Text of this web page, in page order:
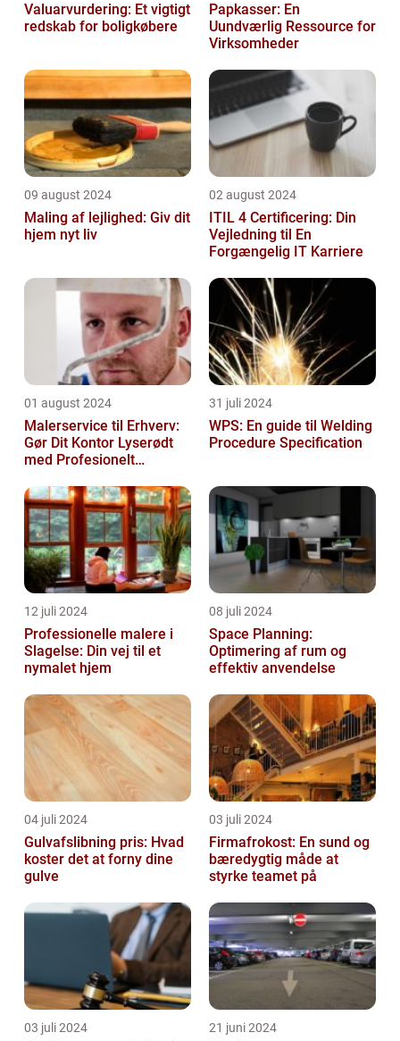
Valuarvurdering: Et vigtigt
redskab for boligkøbere
Papkasser: En
Uundværlig Ressource for
Virksomheder
09 august 2024
Maling af lejlighed: Giv dit
hjem nyt liv
02 august 2024
ITIL 4 Certificering: Din
Vejledning til En
Forgængelig IT Karriere
01 august 2024
Malerservice til Erhverv:
Gør Dit Kontor Lyserødt
med Profesionelt
31 juli 2024
WPS: En guide til Welding
Procedure Specification
12 juli 2024
Professionelle malere i
Slagelse: Din vej til et
nymalet hjem
08 juli 2024
Space Planning:
Optimering af rum og
effektiv anvendelse
04 juli 2024
Gulvafslibning pris: Hvad
koster det at forny dine
gulve
03 juli 2024
Firmafrokost: En sund og
bæredygtig måde at
styrke teamet på
03 juli 2024 21 juni 2024